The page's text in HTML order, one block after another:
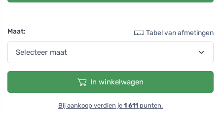
Maat: Tabel van afmetingen
In winkelwagen
Bij aankoop verdien je 1 611 punten.